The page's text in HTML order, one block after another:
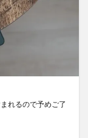
れるので予めご了